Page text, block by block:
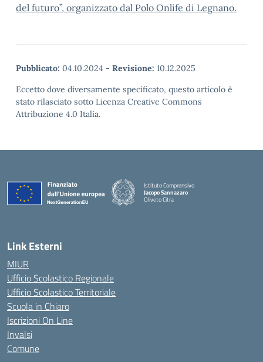
del futuro”, organizzato dal Polo Onlife di Legnano.
Pubblicato: 04.10.2024 - Revisione: 10.12.2025
Eccetto dove diversamente specificato, questo articolo è
stato rilasciato sotto Licenza Creative Commons
Attribuzione 4.0 Italia.
Istituto Comprensivo
Jacopo Sannazaro
Oliveto Citra
Link Esterni
MIUR
Ufficio Scolastico Regionale
Ufficio Scolastico Territoriale
Scuola in Chiaro
Iscrizioni On Line
Invalsi
Comune